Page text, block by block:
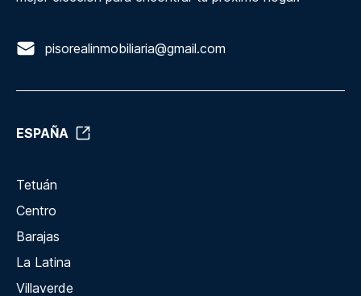
pisorealinmobiliaria@gmail.com
ESPAÑA
Tetuán
Centro
Barajas
La Latina
Villaverde